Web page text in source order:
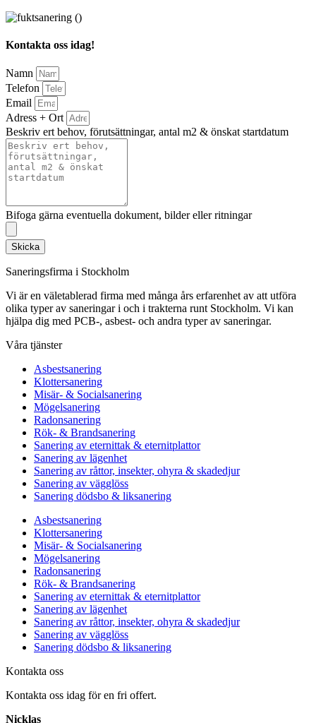
Kontakta oss idag!
Namn
Telefon
Email
Adress + Ort
Beskriv ert behov, förutsättningar, antal m2 & önskat startdatum
Bifoga gärna eventuella dokument, bilder eller ritningar
Skicka
Saneringsfirma i Stockholm
Vi är en väletablerad firma med många års erfarenhet av att utföra
olika typer av saneringar i och i trakterna runt Stockholm. Vi kan
hjälpa dig med PCB-, asbest- och andra typer av saneringar.
Våra tjänster
Asbestsanering
Klottersanering
Misär- & Socialsanering
Mögelsanering
Radonsanering
Rök- & Brandsanering
Sanering av eternittak & eternitplattor
Sanering av lägenhet
Sanering av råttor, insekter, ohyra & skadedjur
Sanering av vägglöss
Sanering dödsbo & liksanering
Asbestsanering
Klottersanering
Misär- & Socialsanering
Mögelsanering
Radonsanering
Rök- & Brandsanering
Sanering av eternittak & eternitplattor
Sanering av lägenhet
Sanering av råttor, insekter, ohyra & skadedjur
Sanering av vägglöss
Sanering dödsbo & liksanering
Kontakta oss
Kontakta oss idag för en fri offert.
Nicklas